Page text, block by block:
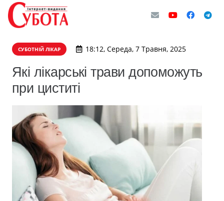
СУБОТНІЙ ЛІКАР 18:12, Середа, 7 Травня, 2025
Які лікарські трави допоможуть
при циститі